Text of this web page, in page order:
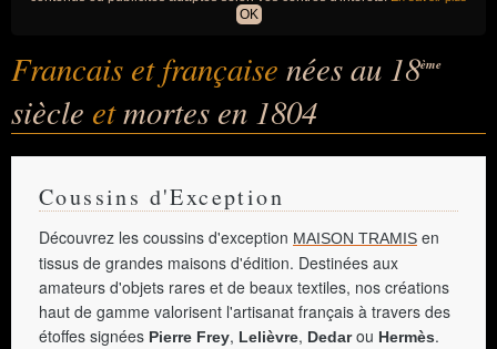
OK
Francais et française nées au 18ème
siècle etmortes en 1804
Coussins d'Exception
Découvrez les coussins d'exception MAISON TRAMIS en
tissus de grandes maisons d'édition. Destinées aux
amateurs d'objets rares et de beaux textiles, nos créations
haut de gamme valorisent l'artisanat français à travers des
étoffes signées Pierre Frey, Lelièvre, Dedarou Hermès.